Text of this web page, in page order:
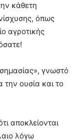
κάθετη
όπως
αγροτικής
γνωστό
την ουσία και το
αποκλείονται
λόγω